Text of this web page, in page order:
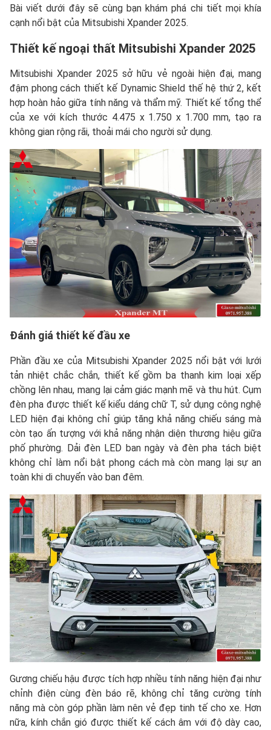
Bài viết dưới đây sẽ cùng bạn khám phá chi tiết mọi khía
cạnh nổi bật của Mitsubishi Xpander 2025.
Thiết kế ngoại thất Mitsubishi Xpander 2025
Mitsubishi Xpander 2025 sở hữu vẻ ngoài hiện đại, mang
đậm phong cách thiết kế Dynamic Shield thế hệ thứ 2, kết
hợp hoàn hảo giữa tính năng và thẩm mỹ. Thiết kế tổng thể
của xe với kích thước 4.475 x 1.750 x 1.700 mm, tạo ra
không gian rộng rãi, thoải mái cho người sử dụng.
Đánh giá thiết kế đầu xe
Phần đầu xe của Mitsubishi Xpander 2025 nổi bật với lưới
tản nhiệt chắc chắn, thiết kế gồm ba thanh kim loại xếp
chồng lên nhau, mang lại cảm giác mạnh mẽ và thu hút. Cụm
đèn pha được thiết kế kiểu dáng chữ T, sử dụng công nghệ
LED hiện đại không chỉ giúp tăng khả năng chiếu sáng mà
còn tạo ấn tượng với khả năng nhận diện thương hiệu giữa
phố phường. Dải đèn LED ban ngày và đèn pha tách biệt
không chỉ làm nổi bật phong cách mà còn mang lại sự an
toàn khi di chuyển vào ban đêm.
Gương chiếu hậu được tích hợp nhiều tính năng hiện đại như
chỉnh điện cùng đèn báo rẽ, không chỉ tăng cường tính
năng mà còn góp phần làm nên vẻ đẹp tinh tế cho xe. Hơn
nữa, kính chắn gió được thiết kế cách âm với độ dày cao,